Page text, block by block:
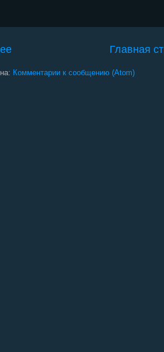
Главная
Комментарии к сообщению (Atom)